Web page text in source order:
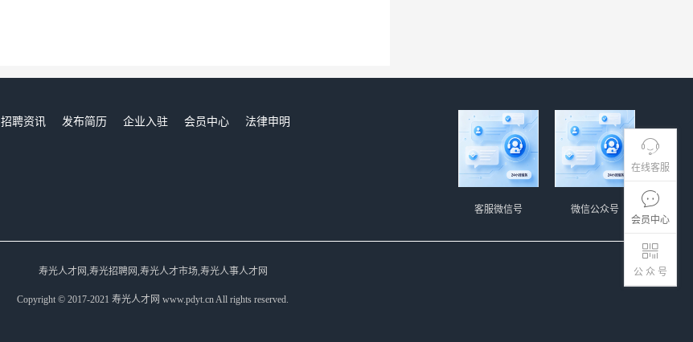
在线客服
会员中心
公 众 号
招聘资讯 发布简历 企业入驻 会员中心
法律申明
微信公众号
客服微信号
寿光人才网,寿光招聘网,寿光人才市场,寿光人事人才网
Copyright © 2017-2021 寿光人才网 www.pdyt.cn All rights reserved.